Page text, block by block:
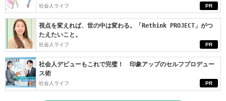
PR
社会人ライフ
PR
視点を変えれば、世の中は変わる。「Rethink PROJECT」がつ
たえたいこと。
社会人ライフ
PR
社会人デビューもこれで完璧！ 印象アップのセルフプロデュー
ス術
社会人ライフ